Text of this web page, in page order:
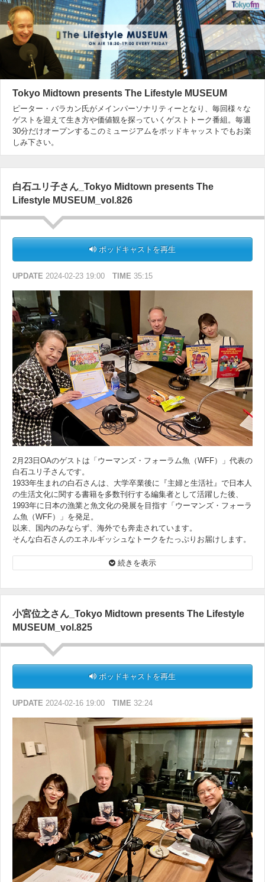
Tokyo Midtown presents The Lifestyle MUSEUM
ピーター・バラカン氏がメインパーソナリティーとなり、毎回様々な
ゲストを迎えて生き方や価値観を探っていくゲストトーク番組。毎週
30分だけオープンするこのミュージアムをポッドキャッストでもお楽
しみ下さい。
白石ユリ子さん_Tokyo Midtown presents The
Lifestyle MUSEUM_vol.826
ポッドキャストを再生
UPDATE 2024-02-23 19:00 TIME 35:15
2月23日OAのゲストは「ウーマンズ・フォーラム魚（WFF）」代表の
白石ユリ子さんです。
1933年生まれの白石さんは、大学卒業後に『主婦と生活社』で日本人
の生活文化に関する書籍を多数刊行する編集者として活躍した後、
1993年に日本の漁業と魚文化の発展を目指す「ウーマンズ・フォーラ
ム魚（WFF）」を発足。
以来、国内のみならず、海外でも奔走されています。
そんな白石さんのエネルギッシュなトークをたっぷりお届けします。
オズワルド・コアメ『Tachikawa』
続きを表示
小宮位之さん_Tokyo Midtown presents The Lifestyle
MUSEUM_vol.825
ポッドキャストを再生
UPDATE 2024-02-16 19:00 TIME 32:24